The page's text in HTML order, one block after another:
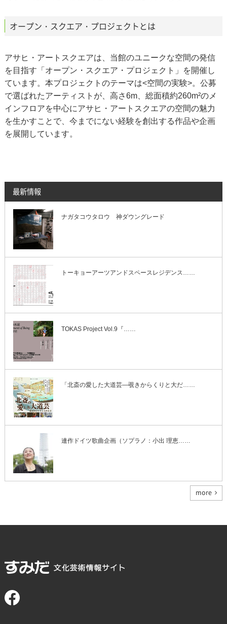
オープン・スクエア・プロジェクトとは
アサヒ・アートスクエアは、当館のユニークな空間の発信
を目指す「オープン・スクエア・プロジェクト」を開催し
ています。本プロジェクトのテーマは<空間の実験>。公募
で選ばれたアーティストが、高さ6m、総面積約260m²のメ
インフロアを中心にアサヒ・アートスクエアの空間の魅力
を生かすことで、今までにない経験を創出する作品や企画
を展開しています。
最新情報
ナガタコウタロウ 神ダウングレード
トーキョーアーツアンドスペースレジデンス……
TOKAS Project Vol.9『……
「北斎の愛した大道芸―覗きからくりと大だ……
連作ドイツ歌曲企画（ソプラノ：小出 理恵……
more